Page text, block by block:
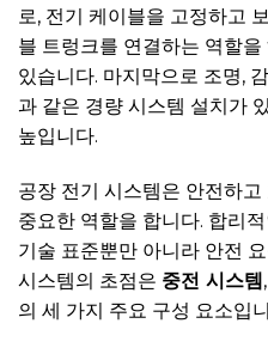
로, 전기 케이블을 고정하고
블 트렁크를 연결하는 역할
있습니다. 마지막으로 조명,
과 같은 경량 시스템 설치가
높입니다.
공장 전기 시스템은 안전하
중요한 역할을 합니다. 합리
기술 표준뿐만 아니라 안전
시스템의 초점은 중전 시스템 ,
의 세 가지 주요 구성 요소입